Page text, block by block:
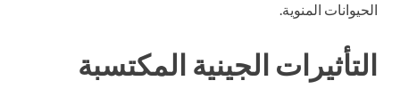
الحيوانات المنوية.
التأثيرات الجينية المكتسبة